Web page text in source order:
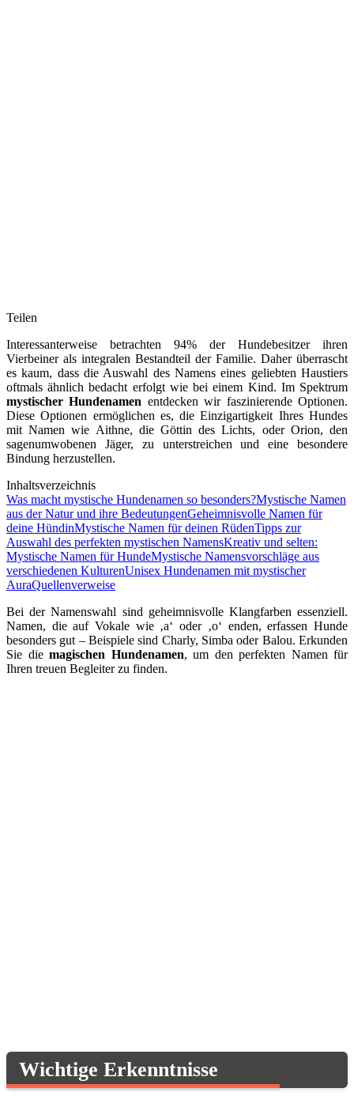
Teilen
Interessanterweise betrachten 94% der Hundebesitzer ihren
Vierbeiner als integralen Bestandteil der Familie. Daher überrascht
es kaum, dass die Auswahl des Namens eines geliebten Haustiers
oftmals ähnlich bedacht erfolgt wie bei einem Kind. Im Spektrum
mystischer Hundenamen entdecken wir faszinierende Optionen.
Diese Optionen ermöglichen es, die Einzigartigkeit Ihres Hundes
mit Namen wie Aithne, die Göttin des Lichts, oder Orion, den
sagenumwobenen Jäger, zu unterstreichen und eine besondere
Bindung herzustellen.
Inhaltsverzeichnis
Was macht mystische Hundenamen so besonders?Mystische Namen
aus der Natur und ihre BedeutungenGeheimnisvolle Namen für
deine HündinMystische Namen für deinen RüdenTipps zur
Auswahl des perfekten mystischen NamensKreativ und selten:
Mystische Namen für HundeMystische Namensvorschläge aus
verschiedenen KulturenUnisex Hundenamen mit mystischer
AuraQuellenverweise
Bei der Namenswahl sind geheimnisvolle Klangfarben essenziell.
Namen, die auf Vokale wie ‚a‘ oder ‚o‘ enden, erfassen Hunde
besonders gut – Beispiele sind Charly, Simba oder Balou. Erkunden
Sie die magischen Hundenamen, um den perfekten Namen für
Ihren treuen Begleiter zu finden.
Wichtige Erkenntnisse